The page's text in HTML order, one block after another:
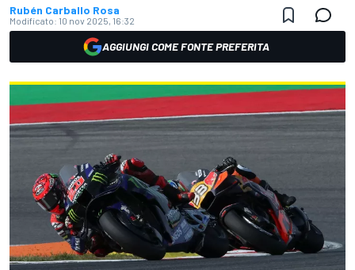
Rubén Carballo Rosa
Modificato: 10 nov 2025, 16:32
AGGIUNGI COME FONTE PREFERITA